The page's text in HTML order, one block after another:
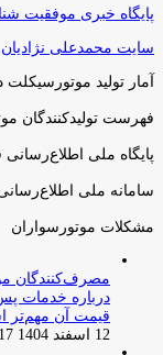
پایگاه خبری موفقیت
سایت محمدعلی نژادیان
آمار تولید موتورسیکلت
فهرست تولیدکنندگان
پایگاه ملی
سامانه ملی
مشکلات موتورسواران
مصرف‌کنندگان
درباره خدمات
قیمت آن مهم‌تر
12 اسفند 1404 15:17